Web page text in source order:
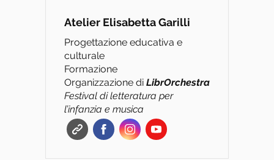
Atelier Elisabetta Garilli
Progettazione educativa e
culturale
Formazione
Organizzazione di LibrOrchestra
Festival di letteratura per
l’infanzia e musica